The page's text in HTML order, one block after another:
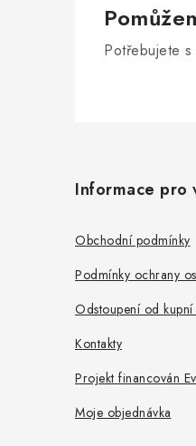
Potřebujete
Informace pro
Obchodní podmínky
Podmínky ochrany
Odstoupení od kupní
Kontakty
Projekt financován
Moje objednávka